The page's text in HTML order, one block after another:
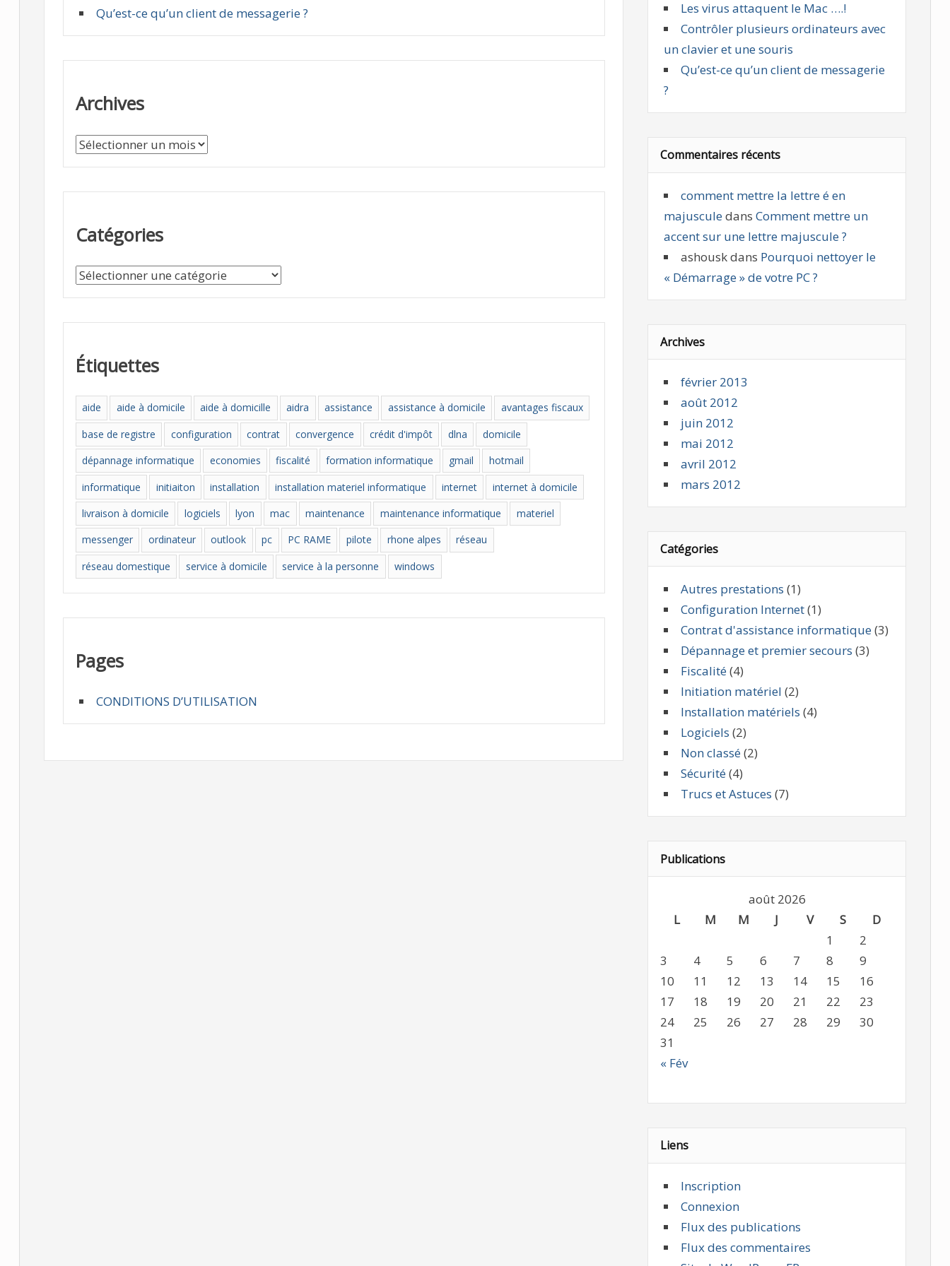
Qu’est-ce qu’un client de messagerie ?
Archives
A
r
i
v
e
s
Catégories
C
a
g
o
r
i
Étiquettes
aide aide à domicile aide à domicille aidra assistance assistance à domicile
avantages fiscaux
base de registre
configuration contrat convergence crédit d'impôt dlna
domicile
dépannage informatique
economies fiscalité formation informatique gmail
hotmail
informatique
initiaiton installation installation materiel informatique internet
internet à domicile
livraison à domicile
logiciels lyon mac maintenance maintenance informatique
materiel
messenger
ordinateur outlook pc PC RAME pilote rhone alpes
réseau
réseau domestique
service à domicile service à la personne windows
Pages
CONDITIONS D’UTILISATION
Les virus attaquent le Mac ….!
Contrôler plusieurs ordinateurs avec
un clavier et une souris
Qu’est-ce qu’un client de messagerie
?
Commentaires récents
comment mettre la lettre é en
majusculedansComment mettre un
accent sur une lettre majuscule ?
ashouskdans Pourquoi nettoyer le
« Démarrage » de votre PC ?
Archives
février 2013
août 2012
juin 2012
mai 2012
avril 2012
mars 2012
Catégories
Autres prestations (1)
Configuration Internet(1)
Contrat d'assistance informatique(3)
Dépannage et premier secours (3)
Fiscalité(4)
Initiation matériel (2)
Installation matériels (4)
Logiciels (2)
Non classé(2)
Sécurité(4)
Trucs et Astuces (7)
Publications
août 2026
L
M M J V S D
« Fév
1
2
3
4 5 6 7 8
9
10
11 12 13 14 15
16
17
18 19 20 21 22
23
24
25 26 27 28 29
30
31
Liens
Inscription
Connexion
Flux des publications
Flux des commentaires